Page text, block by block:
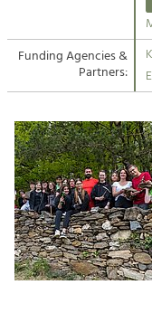
Suche
Impressum
Kontakt
Tourism
Offer
Art &
Crafts, Science and
Social
& Identity
Equality, Youth
Funding Agencies &
Partners: